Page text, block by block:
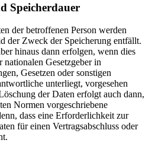
Speicherdauer
der betroffenen Person werden
der Zweck der Speicherung entfällt.
hinaus dann erfolgen, wenn dies
nationalen Gesetzgeber in
Gesetzen oder sonstigen
unterliegt, vorgesehen
der Daten erfolgt auch dann,
Normen vorgeschriebene
dass eine Erforderlichkeit zur
für einen Vertragsabschluss oder